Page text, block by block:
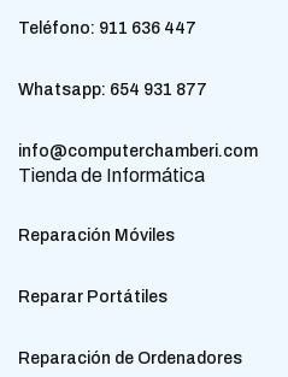
Teléfono: 911 636 447
Whatsapp: 654 931 877
info@computerchamberi.com
Tienda de Informática
Reparación Móviles
Reparar Portátiles
Reparación de Ordenadores